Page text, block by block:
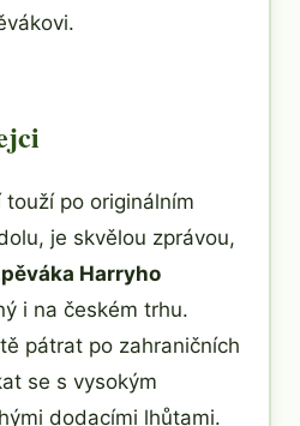
po originálním
je skvělou zprávou,
Harryho
i na českém trhu.
pátrat po zahraničních
se s vysokým
dodacími lhůtami.